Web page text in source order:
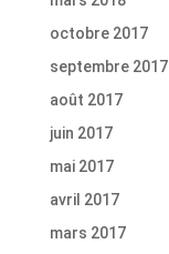
octobre 2017
septembre 2017
août 2017
juin 2017
mai 2017
avril 2017
mars 2017